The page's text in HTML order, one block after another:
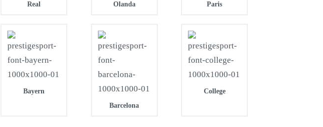
Real Olanda Paris
Bayern
Barcelona
College